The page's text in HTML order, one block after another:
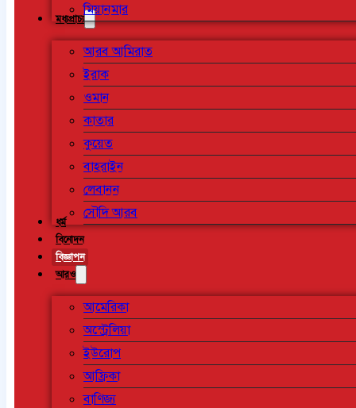
মিয়ানমার
মধ্যপ্রাচ্য
আরব আমিরাত
ইরাক
ওমান
কাতার
কুয়েত
বাহরাইন
লেবানন
সৌদি আরব
ধর্ম
বিনোদন
বিজ্ঞাপন
আরও
আমেরিকা
অস্ট্রেলিয়া
ইউরোপ
আফ্রিকা
বাণিজ্য